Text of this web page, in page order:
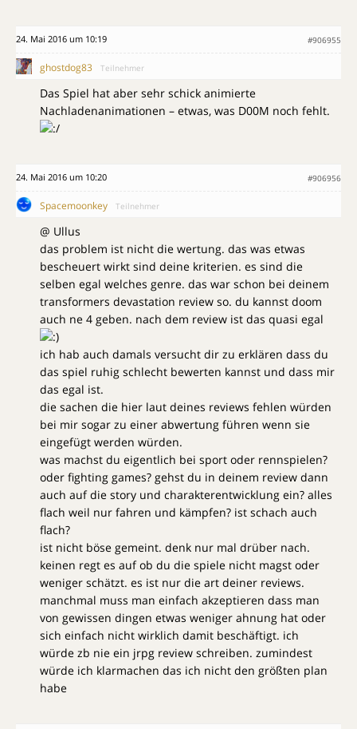
24. Mai 2016 um 10:19 #906955
ghostdog83 Teilnehmer
Das Spiel hat aber sehr schick animierte
Nachladenanimationen – etwas, was D00M noch fehlt.
24. Mai 2016 um 10:20 #906956
Spacemoonkey Teilnehmer
@ Ullus
das problem ist nicht die wertung. das was etwas
bescheuert wirkt sind deine kriterien. es sind die
selben egal welches genre. das war schon bei deinem
transformers devastation review so. du kannst doom
auch ne 4 geben. nach dem review ist das quasi egal
ich hab auch damals versucht dir zu erklären dass du
das spiel ruhig schlecht bewerten kannst und dass mir
das egal ist.
die sachen die hier laut deines reviews fehlen würden
bei mir sogar zu einer abwertung führen wenn sie
eingefügt werden würden.
was machst du eigentlich bei sport oder rennspielen?
oder fighting games? gehst du in deinem review dann
auch auf die story und charakterentwicklung ein? alles
flach weil nur fahren und kämpfen? ist schach auch
flach?
ist nicht böse gemeint. denk nur mal drüber nach.
keinen regt es auf ob du die spiele nicht magst oder
weniger schätzt. es ist nur die art deiner reviews.
manchmal muss man einfach akzeptieren dass man
von gewissen dingen etwas weniger ahnung hat oder
sich einfach nicht wirklich damit beschäftigt. ich
würde zb nie ein jrpg review schreiben. zumindest
würde ich klarmachen das ich nicht den größten plan
habe